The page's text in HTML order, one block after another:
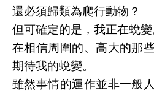
還必須歸類為爬行動物？
但可確定的是，我正在蛻變
在相信周圍的、高大的那
期待我的蛻變。
雖然事情的運作並非一般